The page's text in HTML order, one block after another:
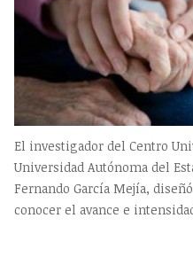
El investigador del Centro
Universidad Autónoma del
Fernando García Mejía,
conocer el avance e